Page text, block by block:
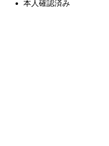
本人確認済み